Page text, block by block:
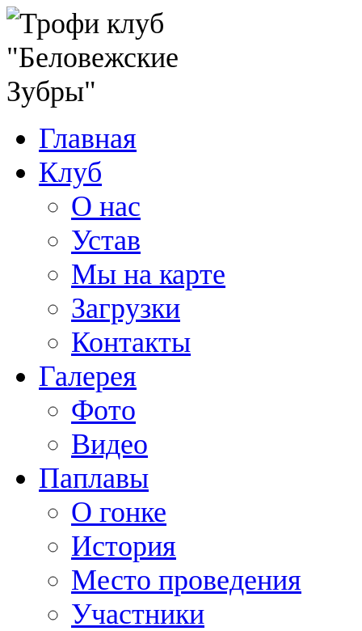
Главная
Клуб
О нас
Устав
Мы на карте
Загрузки
Контакты
Галерея
Фото
Видео
Паплавы
О гонке
История
Место проведения
Участники